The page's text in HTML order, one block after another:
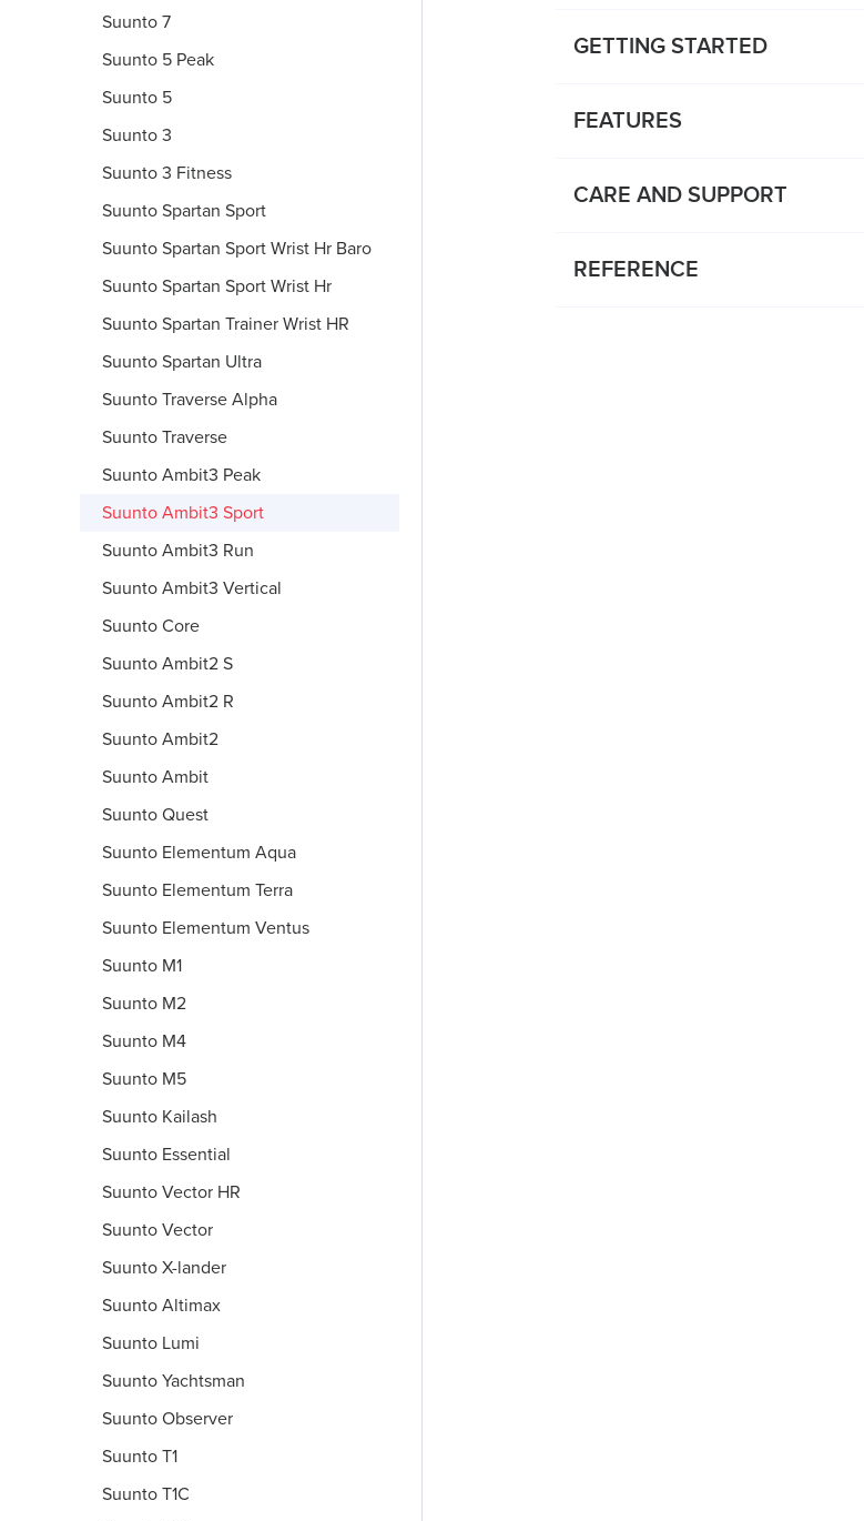
Suunto 7
Suunto 5 Peak
Suunto 5
Suunto 3
Suunto 3 Fitness
Suunto Spartan Sport
Suunto Spartan Sport Wrist Hr Baro
Suunto Spartan Sport Wrist Hr
Suunto Spartan Trainer Wrist HR
Suunto Spartan Ultra
Suunto Traverse Alpha
Suunto Traverse
Suunto Ambit3 Peak
Suunto Ambit3 Sport
Suunto Ambit3 Run
Suunto Ambit3 Vertical
Suunto Core
Suunto Ambit2 S
Suunto Ambit2 R
Suunto Ambit2
Suunto Ambit
Suunto Quest
Suunto Elementum Aqua
Suunto Elementum Terra
Suunto Elementum Ventus
Suunto M1
Suunto M2
Suunto M4
Suunto M5
Suunto Kailash
Suunto Essential
Suunto Vector HR
Suunto Vector
Suunto X-lander
Suunto Altimax
Suunto Lumi
Suunto Yachtsman
Suunto Observer
Suunto T1
Suunto T1C
GETTING STARTED
FEATURES
CARE AND SUPPORT
REFERENCE